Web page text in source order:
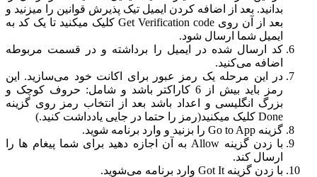
بدانید. بعد از اضافه کردن ایمیل تیک پذیرش قوانین را میزنید و
بعد از آن روی Get Verification code کلیک میکنید تا یک کد به
ایمیل شما ارسال شود.
کد ارسال شده در ایمیل را برداشته و در قسمت مربوطه
اضافه می‌کنید.
در این مرحله یک رمز عبور برای اکانت خود می‌سازید. این
رمز باید بیش از 6 کاراکتر باشد و شامل: حروف کوچک و
بزرگ انگلیسی و اعداد باشد بعد از انتخاب رمز روی گزینه
Done کلیک میکنید(رمز را حتما در جایی یادداشت کنید.)
گزینه Go to App را بزنید و وارد برنامه شوید.
با زدن گزینه Allow به آن اجازه دهید برای شما پیغام ها را
ارسال کند.
با زدن گزینه Got It وارد برنامه می‌شوید.